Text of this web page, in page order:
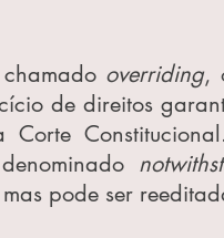
overriding,
de direitos
mas pode ser